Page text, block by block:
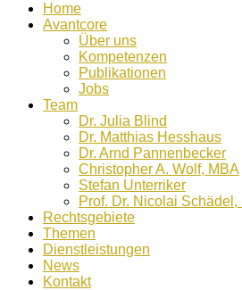
Home
Avantcore
Über uns
Kompetenzen
Publikationen
Jobs
Team
Dr. Julia Blind
Dr. Matthias Hesshaus
Dr. Arnd Pannenbecker
Christopher A. Wolf, MBA
Stefan Unterriker
Prof. Dr. Nicolai Schädel,
Rechtsgebiete
Themen
Dienstleistungen
News
Kontakt